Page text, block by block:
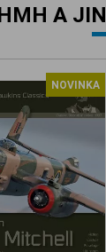
A
NOVINKA